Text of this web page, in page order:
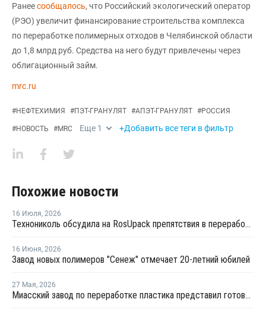
Ранеесообщалось, что Российский экологический оператор
(РЭО) увеличит финансирование строительства комплекса
по переработке полимерных отходов в Челябинской области
до 1,8 млрд руб. Средства на него будут привлечены через
облигационный займ.
mrc.ru
#НЕФТЕХИМИЯ #ПЭТ-ГРАНУЛЯТ #АПЭТ-ГРАНУЛЯТ #РОССИЯ
#НОВОСТЬ #MRC Еще 1 +Добавить все теги в фильтр
Похожие новости
16 Июля, 2026
Технониколь обсудила на RosUpack препятствия в переработке ПЭТ
16 Июня, 2026
Завод новых полимеров "Сенеж" отмечает 20-летний юбилей
27 Мая, 2026
Миасский завод по переработке пластика представил готовую продукцию